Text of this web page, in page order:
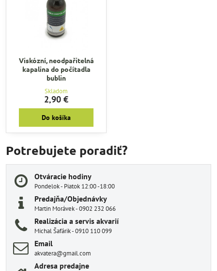
Viskózní, neodpařitelná
kapalina do počítadla
bublin
Skladom
2,90 €
Do košíka
Potrebujete poradiť?
Otváracie hodiny
Pondelok - Piatok 12:00 -18:00
Predajňa/Objednávky
Martin Morávek - 0902 232 066
Realizácia a servis akvarií
Michal Šafárik - 0910 110 099
Email
akvatera@gmail.com
Adresa predajne